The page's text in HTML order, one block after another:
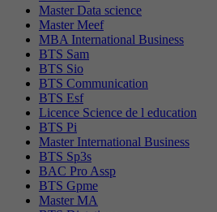
Master Data science
Master Meef
MBA International Business
BTS Sam
BTS Sio
BTS Communication
BTS Esf
Licence Science de l education
BTS Pi
Master International Business
BTS Sp3s
BAC Pro Assp
BTS Gpme
Master MA